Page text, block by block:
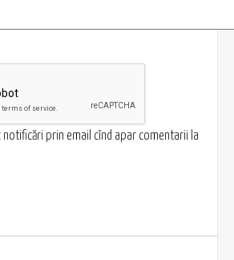
notificări prin email cînd apar comentarii la